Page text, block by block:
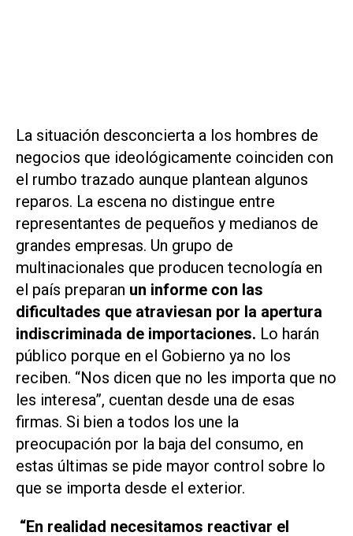
La situación desconcierta a los hombres de
negocios que ideológicamente coinciden con
el rumbo trazado aunque plantean algunos
reparos. La escena no distingue entre
representantes de pequeños y medianos de
grandes empresas. Un grupo de
multinacionales que producen tecnología en
el país preparan un informe con las
dificultades que atraviesan por la apertura
indiscriminada de importaciones. Lo harán
público porque en el Gobierno ya no los
reciben. “Nos dicen que no les importa que no
les interesa”, cuentan desde una de esas
firmas. Si bien a todos los une la
preocupación por la baja del consumo, en
estas últimas se pide mayor control sobre lo
que se importa desde el exterior.
“En realidad necesitamos reactivar el